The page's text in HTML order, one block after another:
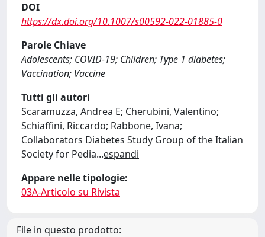
DOI
https://dx.doi.org/10.1007/s00592-022-01885-0
Parole Chiave
Adolescents; COVID-19; Children; Type 1 diabetes;
Vaccination; Vaccine
Tutti gli autori
Scaramuzza, Andrea E; Cherubini, Valentino;
Schiaffini, Riccardo; Rabbone, Ivana;
Collaborators Diabetes Study Group of the Italian
Society for Pedia...espandi
Appare nelle tipologie:
03A-Articolo su Rivista
File in questo prodotto: